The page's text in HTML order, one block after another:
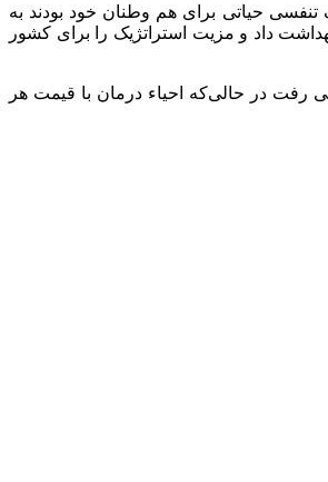
تنفسی حیاتی برای هم وطنان خود بودند به
داد و مزیت استراتژیک را برای کشور
حداقل از ۳۵ هزار دلار تا حتی ۵۰ هزار دلار و بلکه بیشتر فروش می رفت در حالی‌که احیاء درمان با قیمت هر